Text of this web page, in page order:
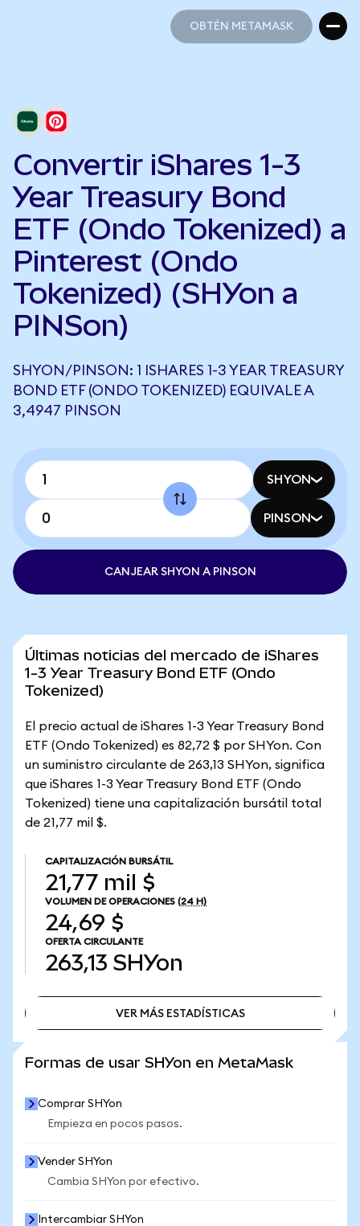
OBTÉN METAMASK
Convertir iShares 1-3
Year Treasury Bond
ETF (Ondo Tokenized) a
Pinterest (Ondo
Tokenized) (SHYon a
PINSon)
SHYON/PINSON: 1 ISHARES 1-3 YEAR TREASURY
BOND ETF (ONDO TOKENIZED) EQUIVALE A
3,4947 PINSON
SHYON
PINSON
CANJEAR SHYON A PINSON
Últimas noticias del mercado de iShares
1-3 Year Treasury Bond ETF (Ondo
Tokenized)
El precio actual de iShares 1-3 Year Treasury Bond
ETF (Ondo Tokenized) es 82,72 $ por SHYon. Con
un suministro circulante de 263,13 SHYon, significa
que iShares 1-3 Year Treasury Bond ETF (Ondo
Tokenized) tiene una capitalización bursátil total
de 21,77 mil $.
CAPITALIZACIÓN BURSÁTIL
21,77 mil $
VOLUMEN DE OPERACIONES (24 H)
24,69 $
OFERTA CIRCULANTE
263,13 SHYon
VER MÁS ESTADÍSTICAS
Formas de usar SHYon en MetaMask
Comprar SHYon
Empieza en pocos pasos.
Vender SHYon
Cambia SHYon por efectivo.
Intercambiar SHYon